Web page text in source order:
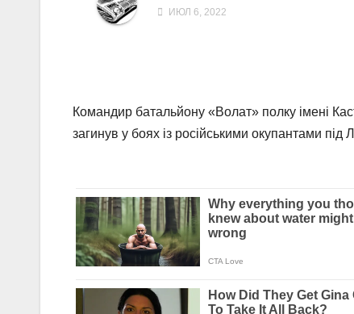
ИЮЛ 6, 2022
Командир батальйону «Волат» полку імені
загинув у боях із російськими окупантами